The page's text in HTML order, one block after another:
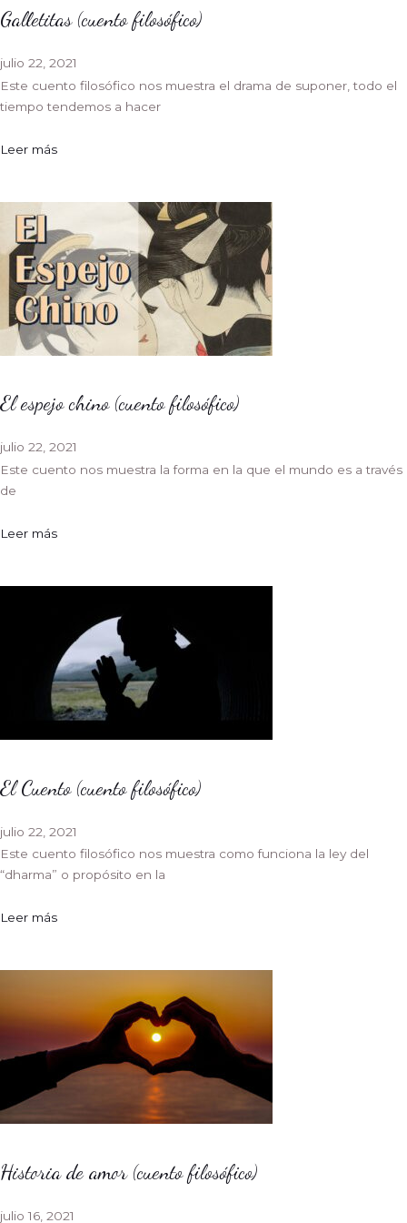
Galletitas (cuento filosófico)
julio 22, 2021
Este cuento filosófico nos muestra el drama de suponer, todo el
tiempo tendemos a hacer
Leer más
El espejo chino (cuento filosófico)
julio 22, 2021
Este cuento nos muestra la forma en la que el mundo es a través
de
Leer más
El Cuento (cuento filosófico)
julio 22, 2021
Este cuento filosófico nos muestra como funciona la ley del
“dharma” o propósito en la
Leer más
Historia de amor (cuento filosófico)
julio 16, 2021